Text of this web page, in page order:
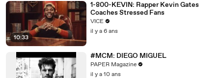
10:33
1-800-KEVIN: Rapper Kevin Gates
Coaches Stressed Fans
VICE
il y a 6 ans
#MCM: DIEGO MIGUEL
PAPER Magazine
il y a 10 ans